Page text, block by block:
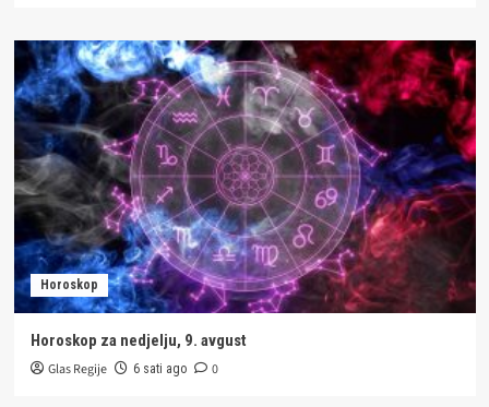
Horoskop
Horoskop za nedjelju, 9. avgust
Glas Regije 6 sati ago 0